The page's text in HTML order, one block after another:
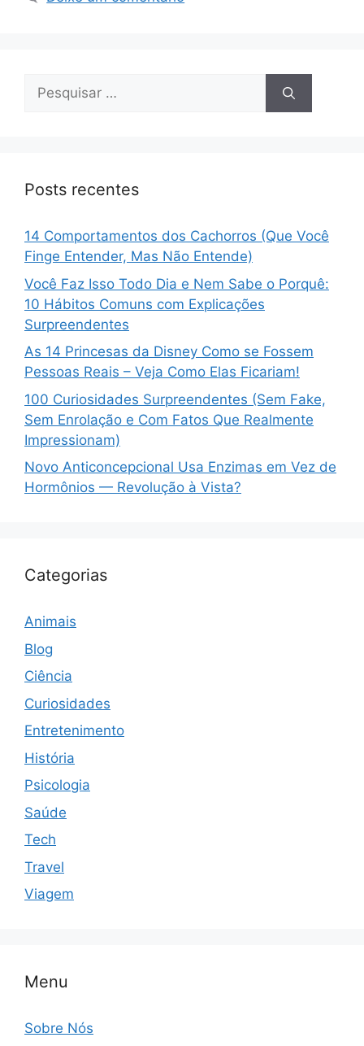
Pesquisar
Posts recentes
14 Comportamentos dos Cachorros (Que Você
Finge Entender, Mas Não Entende)
Você Faz Isso Todo Dia e Nem Sabe o Porquê:
10 Hábitos Comuns com Explicações
Surpreendentes
As 14 Princesas da Disney Como se Fossem
Pessoas Reais – Veja Como Elas Ficariam!
100 Curiosidades Surpreendentes (Sem Fake,
Sem Enrolação e Com Fatos Que Realmente
Impressionam)
Novo Anticoncepcional Usa Enzimas em Vez de
Hormônios — Revolução à Vista?
Categorias
Animais
Blog
Ciência
Curiosidades
Entretenimento
História
Psicologia
Saúde
Tech
Travel
Viagem
Menu
Sobre Nós